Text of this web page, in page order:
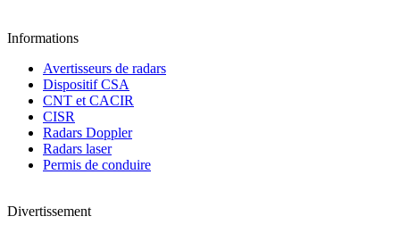
Informations
Avertisseurs de radars
Dispositif CSA
CNT et CACIR
CISR
Radars Doppler
Radars laser
Permis de conduire
Divertissement